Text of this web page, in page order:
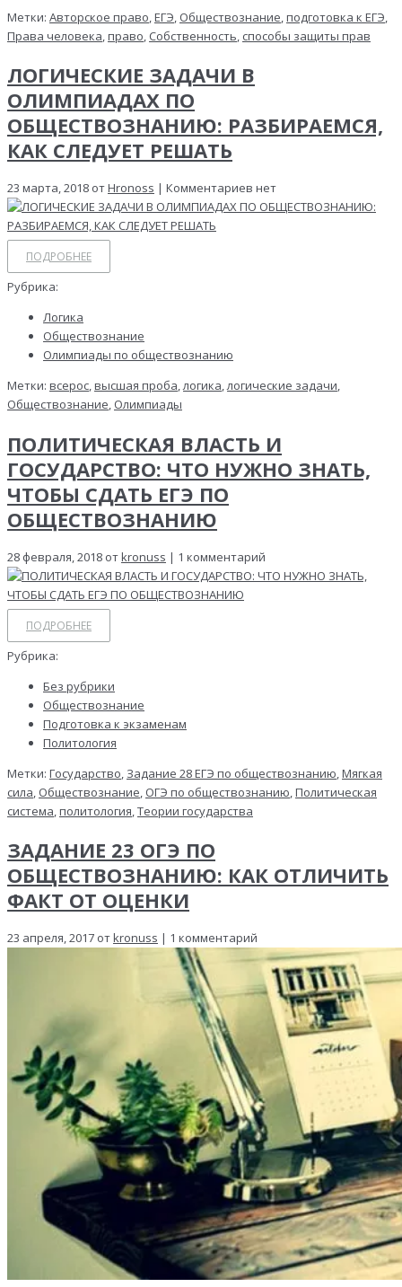
Метки: Авторское право,ЕГЭ, Обществознание,подготовка к ЕГЭ,
Права человека,право, Собственность, способы защиты прав
ЛОГИЧЕСКИЕ ЗАДАЧИ В
ОЛИМПИАДАХ ПО
ОБЩЕСТВОЗНАНИЮ: РАЗБИРАЕМСЯ,
КАК СЛЕДУЕТ РЕШАТЬ
23 марта, 2018 отHronoss | Комментариев нет
ПОДРОБНЕЕ
Рубрика:
Логика
Обществознание
Олимпиады по обществознанию
Метки: всерос,высшая проба,логика,логические задачи,
Обществознание, Олимпиады
ПОЛИТИЧЕСКАЯ ВЛАСТЬ И
ГОСУДАРСТВО: ЧТО НУЖНО ЗНАТЬ,
ЧТОБЫ СДАТЬ ЕГЭ ПО
ОБЩЕСТВОЗНАНИЮ
28 февраля, 2018 отkronuss | 1 комментарий
ПОДРОБНЕЕ
Рубрика:
Без рубрики
Обществознание
Подготовка к экзаменам
Политология
Метки: Государство, Задание 28 ЕГЭ по обществознанию,Мягкая
сила, Обществознание, ОГЭ по обществознанию,Политическая
система,политология,Теории государства
ЗАДАНИЕ 23 ОГЭ ПО
ОБЩЕСТВОЗНАНИЮ: КАК ОТЛИЧИТЬ
ФАКТ ОТ ОЦЕНКИ
23 апреля, 2017 отkronuss | 1 комментарий